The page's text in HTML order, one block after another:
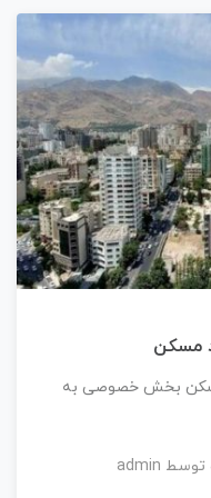
مسکن
بخش خصوصی به
توسط admin